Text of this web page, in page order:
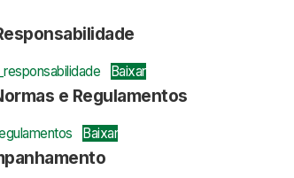
Baixar
e Regulamentos
Baixar